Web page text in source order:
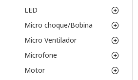
LED
Micro choque/Bobina
Micro Ventilador
Microfone
Motor